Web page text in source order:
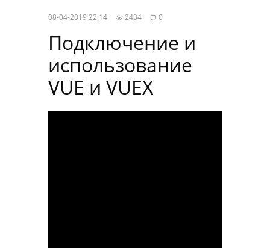
08-04-2019 22:14 2434 0
Подключение и
использование
VUE и VUEX